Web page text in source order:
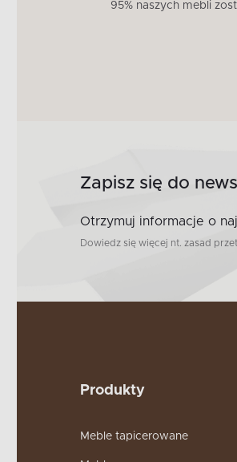
95% naszych mebli
Zapisz się do
Otrzymuj informacje o
Dowiedz się więcej nt. zasad
Produkty
Meble tapicerowane